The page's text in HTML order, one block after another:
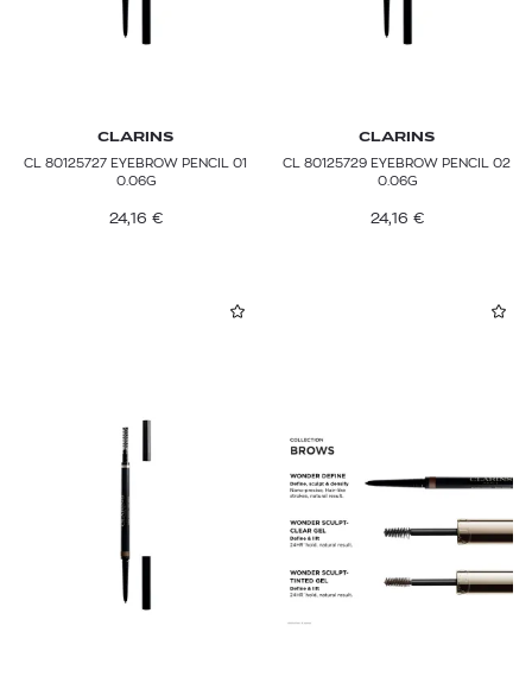
CLARINS
CL 80125727 EYEBROW PENCIL 01
0.06G
24,16 €
CLARINS
CL 80125729 EYEBROW PENCIL 02
0.06G
24,16 €